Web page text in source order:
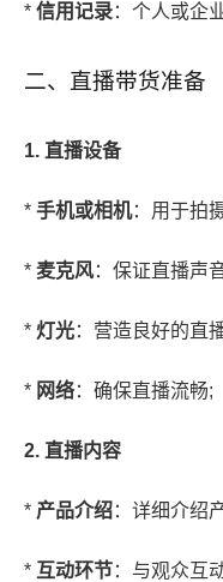
* 信用记录：个人或企
二、直播带货准备
1. 直播设备
* 手机或相机：用于拍
* 麦克风：保证直播声
* 灯光：营造良好的直
* 网络：确保直播流畅;
2. 直播内容
* 产品介绍：详细介绍
* 互动环节：与观众互